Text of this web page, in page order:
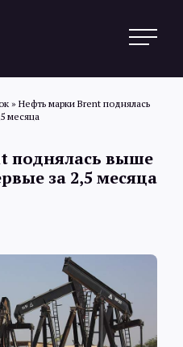
» Нефть марки Brent поднялась
месяца
поднялась выше
за 2,5 месяца